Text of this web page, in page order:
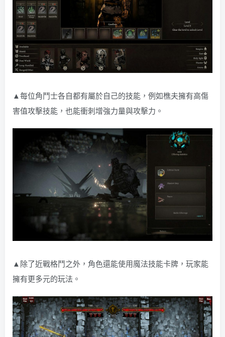
▲每位角鬥士各自都有屬於自己的技能，例如樵夫擁有高傷
害值攻擊技能，也能衝刺增強力量與攻擊力。
▲除了近戰格鬥之外，角色還能使用魔法技能卡牌，玩家能
擁有更多元的玩法。